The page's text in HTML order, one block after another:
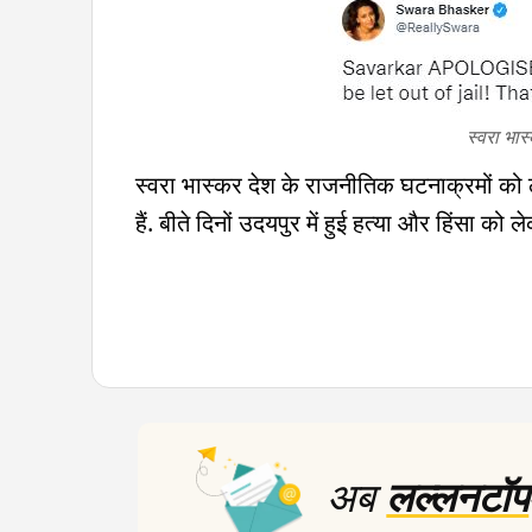
स्वरा
स्वरा भास्कर देश के राजनीतिक घटनाक्रमों को
हैं. बीते दिनों उदयपुर में हुई हत्या और हिंसा को
अबलल्लनटॉप